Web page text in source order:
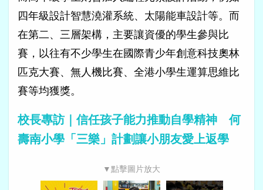
四年級設計智慧澆灌系統、太陽能車設計等。而
在第二、三層架構，主要讓資優的學生參與比
賽，以往有不少學生在國際青少年創意科技奧林
匹克大賽、無人機比賽、全港小學生運算思維比
賽等均獲獎。
校長專訪｜信任孩子能力推動自學精神 何
壽南小學「三樂」計劃讓小朋友愛上返學
▼點擊圖片放大